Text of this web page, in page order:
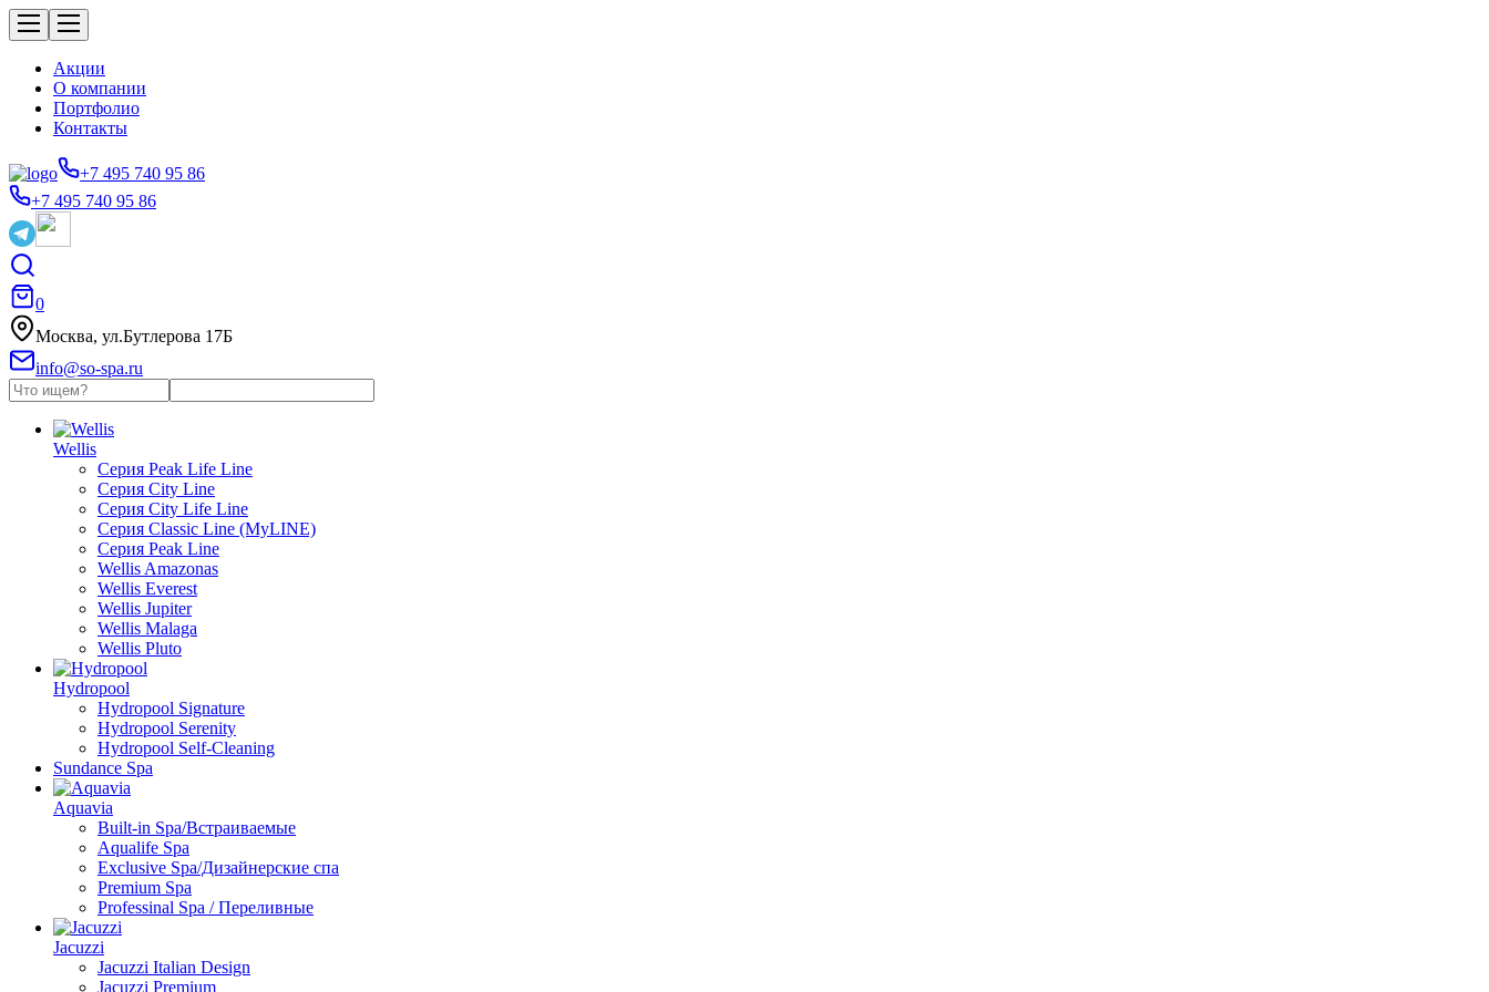
Акции
О компании
Портфолио
Контакты
+7 495 740 95 86
+7 495 740 95 86
0
Москва, ул.Бутлерова 17Б
info@so-spa.ru
Wellis
Серия Peak Life Line
Серия City Line
Серия City Life Line
Серия Classic Line (MyLINE)
Серия Peak Line
Wellis Amazonas
Wellis Everest
Wellis Jupiter
Wellis Malaga
Wellis Pluto
Hydropool
Hydropool Signature
Hydropool Serenity
Hydropool Self-Сleaning
Sundance Spa
Aquavia
Built-in Spa/Встраиваемые
Aqualife Spa
Exclusive Spa/Дизайнерские спа
Premium Spa
Professinal Spa / Переливные
Jacuzzi
Jacuzzi Italian Design
Jacuzzi Premium